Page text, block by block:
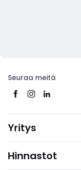
Seuraa meitä
Yritys
Hinnastot